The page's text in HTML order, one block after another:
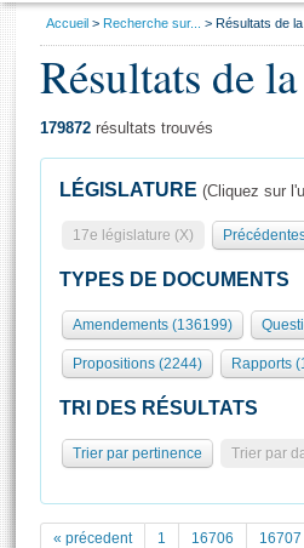
Présidence
577 députés
Groupes politiques
Séance publique
Commissions et autres
Europe et International
Pétitions
Général
Rôle et pouvoirs de
Organisation de
Présidence Conférence des
Statistiques et chiffres clés
Documents de référence
Visiter l'Assemblée
Visite virtuelle du palais
Assister à une séance
Vous
Accueil Recherche sur... Résultats de
Résultats de
179872 résultats trouvés
LÉGISLATURE (Cliquez sur
17e législature (X)
TYPES DE DOCUMENTS
Amendements (136199)
Propositions (2244) Rapports
TRI DES RÉSULTATS
Trier par pertinence Trier par
« précedent 1 16706 16707